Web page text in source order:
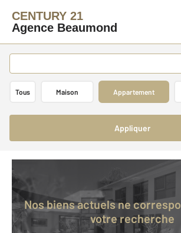
CENTURY 21
Agence Beaumond
Tous Maison Appartement
Appliquer
Nos biens actuels ne correspondent pas à
votre recherche